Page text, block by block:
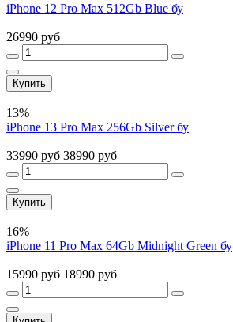
iPhone 12 Pro Max 512Gb Blue бу
26990 руб
Купить
13%
iPhone 13 Pro Max 256Gb Silver бу
33990 руб 38990 руб
Купить
16%
iPhone 11 Pro Max 64Gb Midnight Green бу
15990 руб 18990 руб